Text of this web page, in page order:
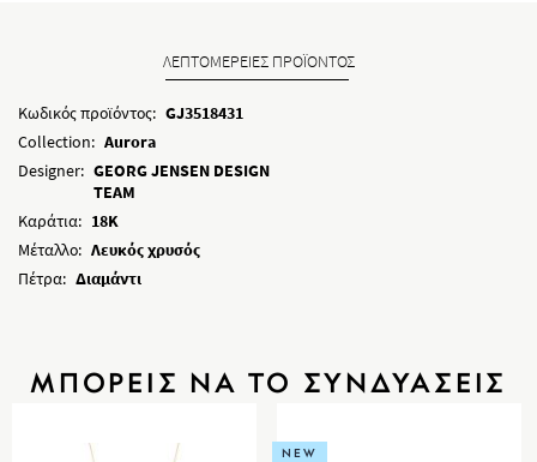
ΛΕΠΤΟΜΕΡΕΙΕΣ ΠΡΟΪΟΝΤΟΣ
Κωδικός προϊόντος: GJ3518431
Collection: Aurora
Designer: GEORG JENSEN DESIGN
TEAM
Καράτια: 18K
Μέταλλο: Λευκός χρυσός
Πέτρα: Διαμάντι
ΜΠΟΡΕΙΣ ΝΑ ΤΟ ΣΥΝΔΥΑΣΕΙΣ
NEW